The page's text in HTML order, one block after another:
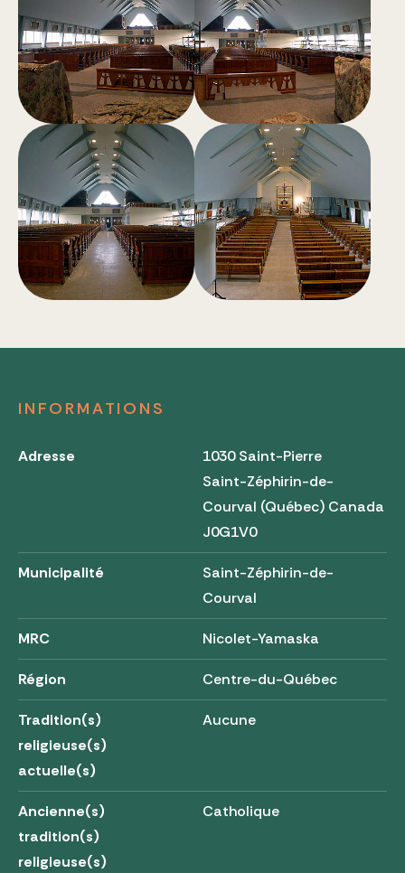
INFORMATIONS
Adresse
1030 Saint-Pierre
Saint-Zéphirin-de-
Courval (Québec) Canada
J0G1V0
Municipalité
Saint-Zéphirin-de-
Courval
MRC Nicolet-Yamaska
Région Centre-du-Québec
Tradition(s)
religieuse(s)
actuelle(s)
Aucune
Ancienne(s)
tradition(s)
religieuse(s)
Catholique